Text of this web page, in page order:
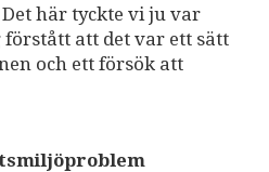
här tyckte vi ju var
förstått att det var ett sätt
och ett försök att